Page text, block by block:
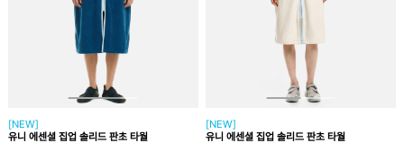
[NEW]
유니 에센셜 집업 솔리드 판초 타월
[NEW]
유니 에센셜 집업 솔리드 판초 타월